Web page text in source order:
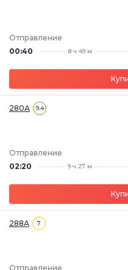
Отправление
00:40
8 ч 49 м
280А 9.4
Отправление
02:20
9 ч 27 м
288А 7
Отправление